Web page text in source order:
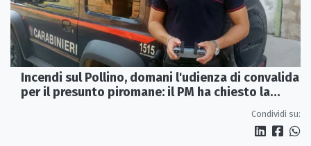
Incendi sul Pollino, domani l'udienza di convalida
per il presunto piromane: il PM ha chiesto la
Condividi su: